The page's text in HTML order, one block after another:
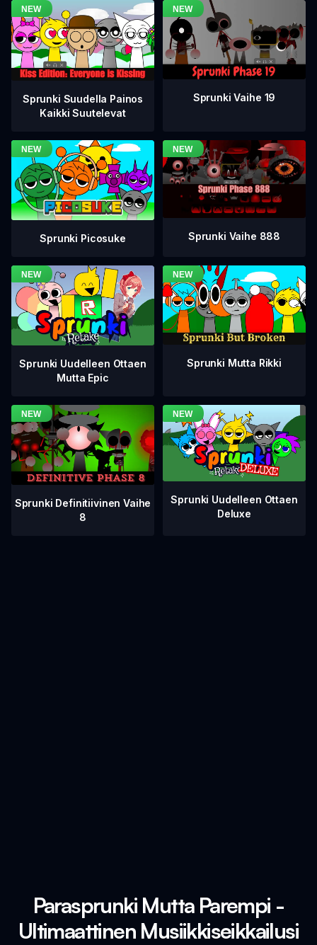
Sprunki Suudella Painos
Kaikki Suutelevat
Sprunki Vaihe 19
Sprunki Picosuke Sprunki Vaihe 888
Sprunki Uudelleen Ottaen
Mutta Epic
Sprunki Mutta Rikki
Sprunki Definitiivinen Vaihe
8
Sprunki Uudelleen Ottaen
Deluxe
Parasprunki Mutta Parempi -
Ultimaattinen Musiikkiseikkailusi